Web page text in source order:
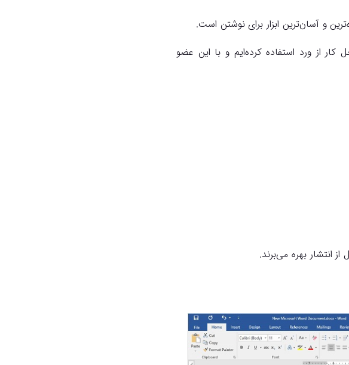
و آسان‌ترین ابزار برای نوشتن است.
کار از ورد استفاده کرده‌ایم و با این عضو
انتشار بهره می‌برند.